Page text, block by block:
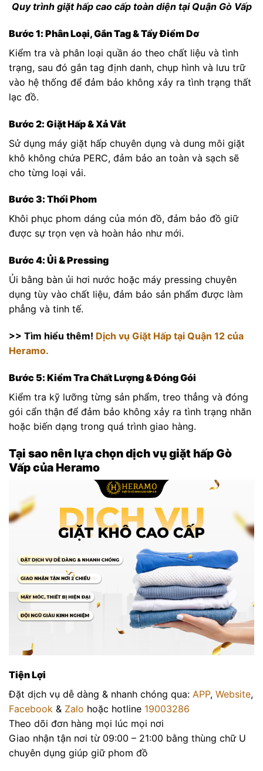
Quy trình giặt hấp cao cấp toàn diện tại Quận Gò Vấp
Bước 1: Phân Loại, Gắn Tag & Tẩy Điểm Dơ
Kiểm tra và phân loại quần áo theo chất liệu và tình
trạng, sau đó gắn tag định danh, chụp hình và lưu trữ
vào hệ thống để đảm bảo không xảy ra tình trạng thất
lạc đồ.
Bước 2: Giặt Hấp & Xả Vắt
Sử dụng máy giặt hấp chuyên dụng và dung môi giặt
khô không chứa PERC, đảm bảo an toàn và sạch sẽ
cho từng loại vải.
Bước 3: Thổi Phom
Khôi phục phom dáng của món đồ, đảm bảo đồ giữ
được sự trọn vẹn và hoàn hảo như mới.
Bước 4: Ủi & Pressing
Ủi bằng bàn ủi hơi nước hoặc máy pressing chuyên
dụng tùy vào chất liệu, đảm bảo sản phẩm được làm
phẳng và tinh tế.
>> Tìm hiểu thêm! Dịch vụ Giặt Hấp tại Quận 12 của
Heramo.
Bước 5: Kiểm Tra Chất Lượng & Đóng Gói
Kiểm tra kỹ lưỡng từng sản phẩm, treo thẳng và đóng
gói cẩn thận để đảm bảo không xảy ra tình trạng nhăn
hoặc biến dạng trong quá trình giao hàng.
Tại sao nên lựa chọn dịch vụ giặt hấp Gò
Vấp của Heramo
Tiện Lợi
Đặt dịch vụ dễ dàng & nhanh chóng qua: APP, Website,
Facebook & Zalo hoặc hotline 19003286
Theo dõi đơn hàng mọi lúc mọi nơi
Giao nhận tận nơi từ 09:00 – 21:00 bằng thùng chữ U
chuyên dụng giúp giữ phom đồ